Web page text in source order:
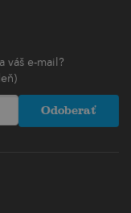
váš e-mail?
Odoberať